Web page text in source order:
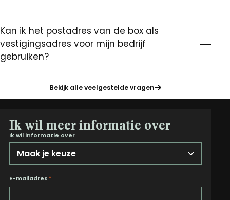
Kan ik het postadres van de box als
vestigingsadres voor mijn bedrijf
gebruiken?
Bekijk alle veelgestelde vragen
Ik wil meer informatie over
Ik wil informatie over
E-mailadres *